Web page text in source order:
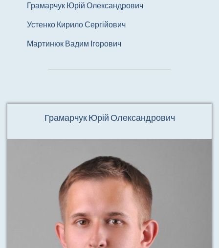
Грамарчук Юрій Олександрович
Устенко Кирило Сергійович
Мартинюк Вадим Ігорович
Грамарчук Юрій Олександрович